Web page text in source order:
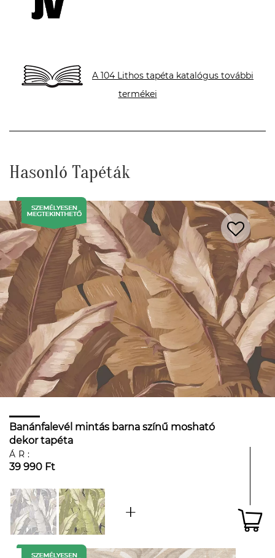
A 104 Lithos tapéta katalógus további
termékei
Hasonló Tapéták
Banánfalevél mintás barna színű mosható
dekor tapéta
ÁR:
39 990 Ft